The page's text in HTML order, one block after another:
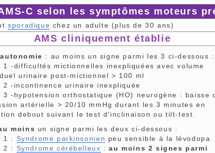
C selon les symptômes moteurs
sporadique chez un adulte (plus de 30 ans)
AMS cliniquement établie
: au moins un signe parmi les 3 ci-dessous :
-difficultés mictionnelles inexpliquées avec volume
urinaire post-mictionnel > 100 ml
-incontinence urinaire inexpliquée
-hypotension orthostatique (HO) neurogène : baisse
artérielle > 20/10 mmHg durant les 3 minutes en
debout suivant le test d'inclinaison ou tilt-test.
moins un signe parmi les deux ci-dessous :
: Syndrome parkinsonien peu sensible à la lévodopa
: Syndrome cérébelleux :au moins 2 signes parmi